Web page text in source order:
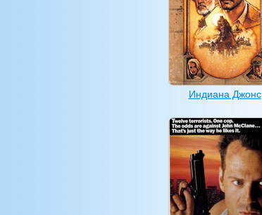
Индиана Джонс